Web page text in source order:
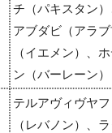
チ（パキスタン
アブダビ（アラ
（イエメン）、
ン（バーレーン）
テルアヴィヴヤ
（レバノン）、